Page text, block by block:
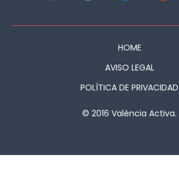
HOME
AVISO LEGAL
POLÍTICA DE PRIVACIDAD
© 2016 València Activa.